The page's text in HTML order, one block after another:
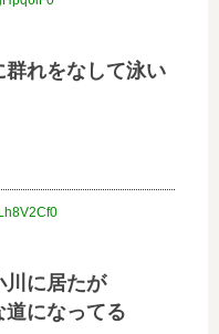
れをなして泳い
川に居たが
になってる